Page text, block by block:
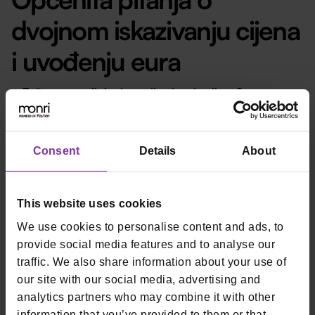
Consent Details About
This website uses cookies
We use cookies to personalise content and ads, to
provide social media features and to analyse our
traffic. We also share information about your use of
our site with our social media, advertising and
analytics partners who may combine it with other
dvojnom iskazivanju cijena
i uvođenju eura
Zašto se uvodi dvojno prikazivanje cijena?
Dvojno prikazivanje cijena uvodi se kako bi se građani
naviknuli na iznose u eurima te lakše razumjeli cijene
usluga i robe koje plaćaju.
Kad smijem početi primati plaćanje u eurima?
Prva dva tjedna u 2023. mjesecu ugostitelji će primati i
kune kao sredstvo plaćanja (uz euro), ali uz obavezno
vraćanje ostatka gostu u eurima.
Koliko ću dugo imati dvojno prikazivanje cijena na